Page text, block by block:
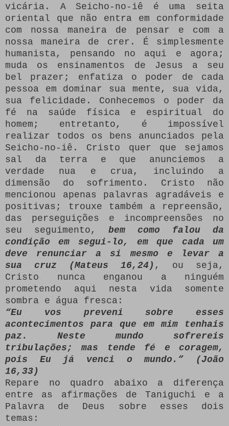
vicária. A Seicho-no-iê é uma seita
oriental que não entra em conformidade
com nossa maneira de pensar e com a
nossa maneira de crer. É simplesmente
humanista, pensando no aqui e agora;
muda os ensinamentos de Jesus a seu
bel prazer; enfatiza o poder de cada
pessoa em dominar sua mente, sua vida,
sua felicidade. Conhecemos o poder da
fé na saúde física e espiritual do
homem; entretanto, é impossível
realizar todos os bens anunciados pela
Seicho-no-iê. Cristo quer que sejamos
sal da terra e que anunciemos a
verdade nua e crua, incluindo a
dimensão do sofrimento. Cristo não
mencionou apenas palavras agradáveis e
positivas; trouxe também a repreensão,
das perseguições e incompreensões no
seu seguimento, bem como falou da
condição em segui-lo, em que cada um
deve renunciar a si mesmo e levar a
sua cruz (Mateus 16,24) , ou seja,
Cristo nunca enganou a ninguém
prometendo aqui nesta vida somente
sombra e água fresca:
“Eu vos preveni sobre esses
acontecimentos para que em mim tenhais
paz. Neste mundo sofrereis
tribulações; mas tende fé e coragem,
pois Eu já venci o mundo.” (João
16,33)
Repare no quadro abaixo a diferença
entre as afirmações de Taniguchi e a
Palavra de Deus sobre esses dois
temas: